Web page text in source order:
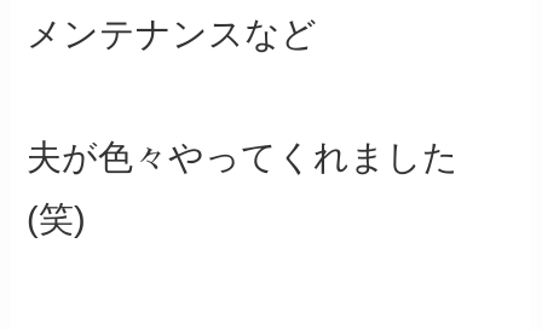
メンテナンスなど
夫が色々やってくれました
(笑)